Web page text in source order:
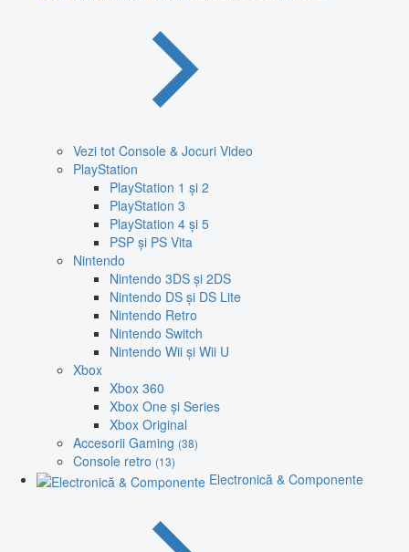
Vezi tot Console & Jocuri Video
PlayStation
PlayStation 1 și 2
PlayStation 3
PlayStation 4 și 5
PSP și PS Vita
Nintendo
Nintendo 3DS și 2DS
Nintendo DS și DS Lite
Nintendo Retro
Nintendo Switch
Nintendo Wii și Wii U
Xbox
Xbox 360
Xbox One și Series
Xbox Original
Accesorii Gaming (38)
Console retro (13)
Electronică & Componente